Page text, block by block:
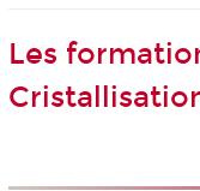
Les